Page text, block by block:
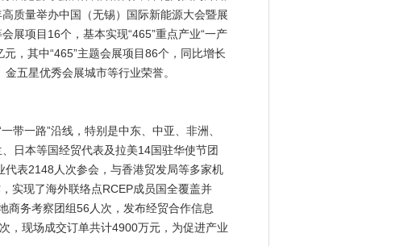
质量举办中国（无锡）国际新能源大会暨展
展项目16个，基本实现“465”重点产业“一产
，其中“465”主题会展项目86个，同比增长
五星优秀会展城市等行业荣誉。
一路”沿线，特别是中东、中亚、非洲、
日本等国经贸代表及拉美14国驻华使节团
表2148人次参会，与香港贸发局等多家机
实现了海外联络点RCEP成员国全覆盖并
商务考察团组56人次，发布经贸合作信息
，现场成交订单共计4900万元，为促进产业